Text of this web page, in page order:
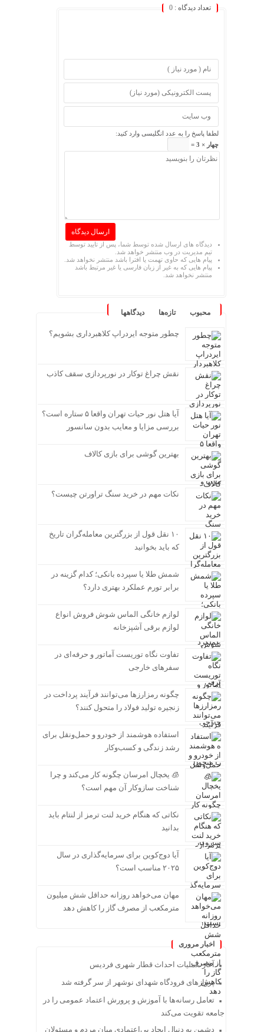
تعداد دیدگاه : 0
لطفا پاسخ را به عدد انگلیسی وارد کنید:
چهار × 3 =
دیدگاه های ارسال شده توسط شما، پس از تایید توسط
تیم مدیریت در وب منتشر خواهد شد.
پیام هایی که حاوی تهمت یا افترا باشد منتشر نخواهد شد.
پیام هایی که به غیر از زبان فارسی یا غیر مرتبط باشد
منتشر نخواهد شد.
محبوب تازه‌ها دیدگاهها
چطور متوجه ایردراپ کلاهبرداری بشویم؟
نقش چراغ توکار در نورپردازی سقف کاذب
آیا هتل نور حیات تهران واقعا ۵ ستاره است؟
بررسی مزایا و معایب بدون سانسور
بهترین گوشی برای بازی کالاف
نکات مهم در خرید سنگ تراورتن چیست؟
۱۰ نقل قول از بزرگترین معامله‌گران تاریخ
که باید بخوانید
شمش طلا یا سپرده بانکی؛ کدام گزینه در
برابر تورم عملکرد بهتری دارد؟
لوازم خانگی الماس شوش فروش انواع
لوازم برقی آشپزخانه
تفاوت نگاه توریست آماتور و حرفه‌ای در
سفرهای خارجی
چگونه رمزارزها می‌توانند فرآیند پرداخت در
زنجیره تولید فولاد را متحول کنند؟
استفاده هوشمند از خودرو و حمل‌ونقل برای
رشد زندگی و کسب‌وکار
🧊 یخچال امرسان چگونه کار می‌کند و چرا
شناخت سازوکار آن مهم است؟
نکاتی که هنگام خرید لنت ترمز از لنتام باید
بدانید
آیا دوج‌کوین برای سرمایه‌گذاری در سال
۲۰۲۵ مناسب است؟
مهان می‌خواهد روزانه حداقل شش میلیون
مترمکعب از مصرف گاز را کاهش دهد
اخبار مروری
آغاز عملیات احداث قطار شهری فردیس
پروازهای فرودگاه شهدای نوشهر از سر گرفته شد
تعامل رسانه‌ها با آموزش و پرورش اعتماد عمومی را در
جامعه تقویت می‌کند
دشمن به دنبال ایجاد بی‌اعتمادی میان مردم و مسئولان